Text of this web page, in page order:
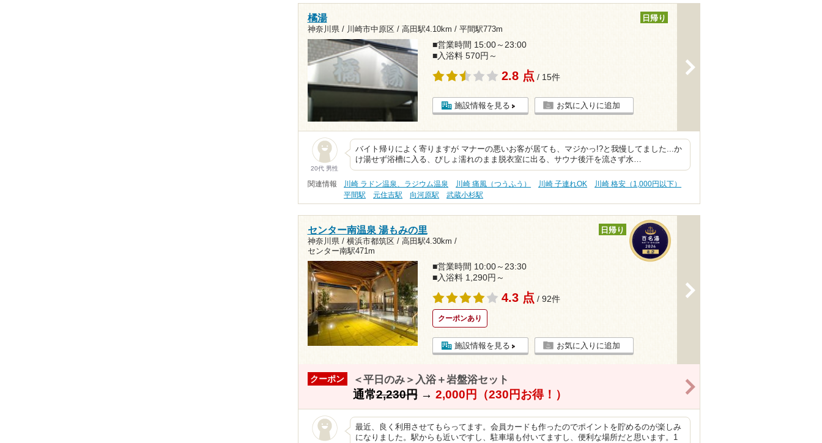
橘湯
神奈川県 / 川崎市中原区 / 高田駅4.10km / 平間駅773m
日帰り
■営業時間 15:00～23:00
■入浴料 570円～
2.8 点 / 15件
施設情報を見る お気に入りに追加
20代 男性
バイト帰りによく寄りますが マナーの悪いお客が居ても、マジかっ!?と我慢してました...か
け湯せず浴槽に入る、びしょ濡れのまま脱衣室に出る、サウナ後汗を流さず水…
関連情報 川崎 ラドン温泉、ラジウム温泉 川崎 痛風（つうふう） 川崎 子連れOK
川崎 格安（1,000円以下）
平間駅
元住吉駅 向河原駅 武蔵小杉駅
センター南温泉 湯もみの里
神奈川県 / 横浜市都筑区 / 高田駅4.30km /
センター南駅471m
日帰り
■営業時間 10:00～23:30
■入浴料 1,290円～
4.3 点 / 92件
クーポンあり
施設情報を見る お気に入りに追加
クーポン ＜平日のみ＞入浴＋岩盤浴セット
通常2,230円→ 2,000円（230円お得！）
最近、良く利用させてもらってます。会員カードも作ったのでポイントを貯めるのが楽しみ
になりました。駅からも近いですし、駐車場も付いてますし、便利な場所だと思います。1